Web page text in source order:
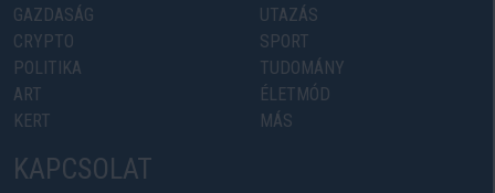
GAZDASÁG
CRYPTO
POLITIKA
ART
KERT
UTAZÁS
SPORT
TUDOMÁNY
ÉLETMÓD
MÁS
KAPCSOLAT